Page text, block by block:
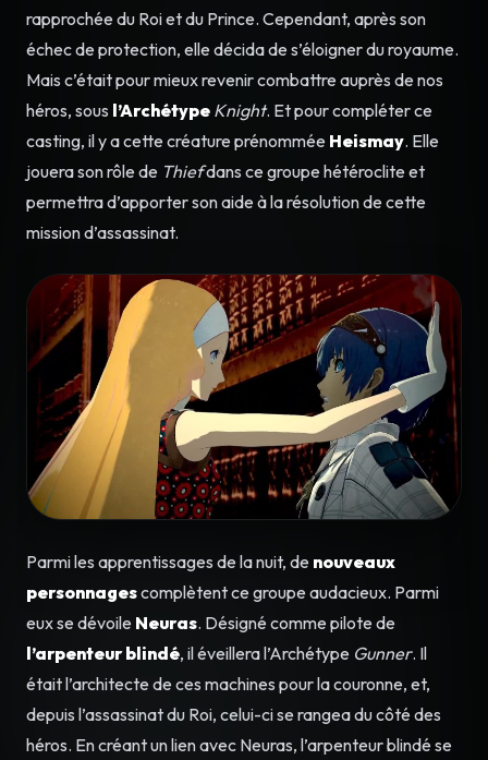
rapprochée du Roi et du Prince. Cependant, après son
échec de protection, elle décida de s’éloigner du royaume.
Mais c’était pour mieux revenir combattre auprès de nos
héros, sous l’Archétype Knight. Et pour compléter ce
casting, il y a cette créature prénommée Heismay. Elle
jouera son rôle de Thiefdans ce groupe hétéroclite et
permettra d’apporter son aide à la résolution de cette
mission d’assassinat.
Parmi les apprentissages de la nuit, de nouveaux
personnagescomplètent ce groupe audacieux. Parmi
eux se dévoile Neuras. Désigné comme pilote de
l’arpenteur blindé, il éveillera l’Archétype Gunner. Il
était l’architecte de ces machines pour la couronne, et,
depuis l’assassinat du Roi, celui-ci se rangea du côté des
héros. En créant un lien avec Neuras, l’arpenteur blindé se